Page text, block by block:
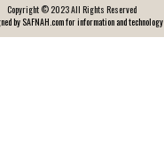
Copyright © 2023 All Rights Reserved
by SAFNAH.com for information and technology